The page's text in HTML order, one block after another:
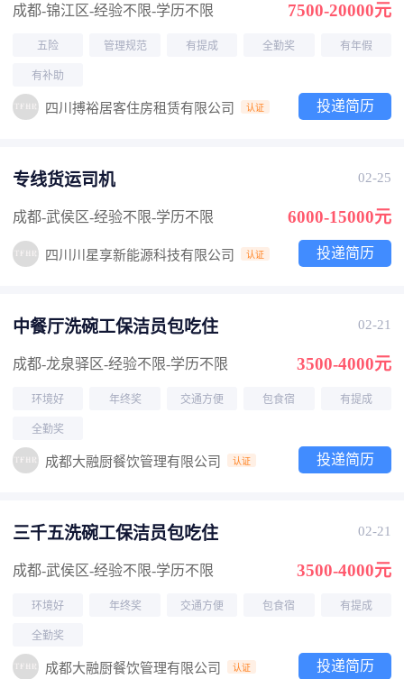
成都-锦江区-经验不限-学历不限 7500-20000元
五险 管理规范 有提成 全勤奖 有年假
有补助
四川搏裕居客住房租赁有限公司 认证 投递简历
专线货运司机 02-25
成都-武侯区-经验不限-学历不限 6000-15000元
四川川星享新能源科技有限公司 认证 投递简历
中餐厅洗碗工保洁员包吃住 02-21
成都-龙泉驿区-经验不限-学历不限 3500-4000元
环境好 年终奖 交通方便 包食宿 有提成
全勤奖
成都大融厨餐饮管理有限公司 认证 投递简历
三千五洗碗工保洁员包吃住 02-21
成都-武侯区-经验不限-学历不限 3500-4000元
环境好 年终奖 交通方便 包食宿 有提成
全勤奖
成都大融厨餐饮管理有限公司 认证 投递简历